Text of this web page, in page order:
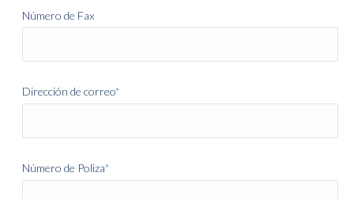
Número de Fax
Dirección de correo*
Número de Poliza*